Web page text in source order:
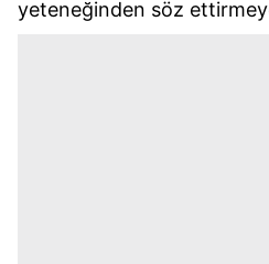
yeteneğinden söz